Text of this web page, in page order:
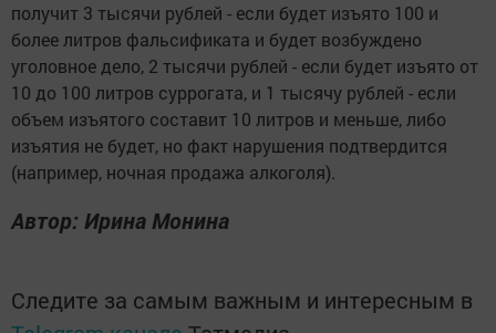
получит 3 тысячи рублей - если будет изъято 100 и
более литров фальсификата и будет возбуждено
уголовное дело, 2 тысячи рублей - если будет изъято от
10 до 100 литров суррогата, и 1 тысячу рублей - если
объем изъятого составит 10 литров и меньше, либо
изъятия не будет, но факт нарушения подтвердится
(например, ночная продажа алкоголя).
Автор: Ирина Монина
Следите за самым важным и интересным в